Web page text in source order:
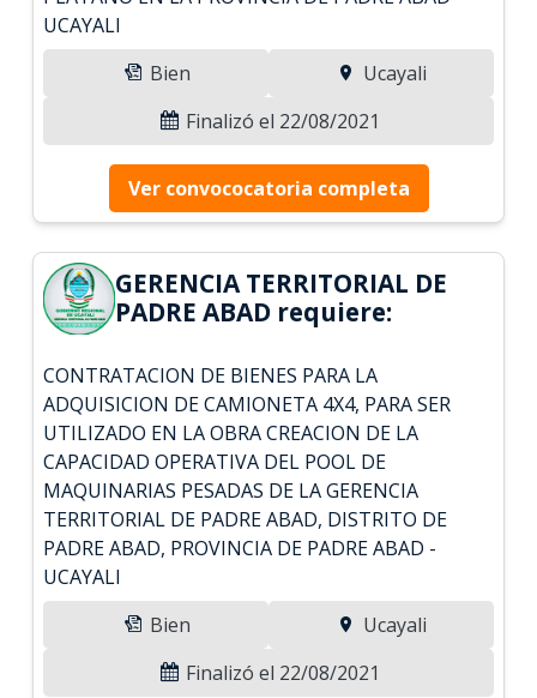
UCAYALI
Bien
Ucayali
Finalizó el 22/08/2021
Ver convococatoria completa
GERENCIA TERRITORIAL DE
PADRE ABAD requiere:
CONTRATACION DE BIENES PARA LA
ADQUISICION DE CAMIONETA 4X4, PARA SER
UTILIZADO EN LA OBRA CREACION DE LA
CAPACIDAD OPERATIVA DEL POOL DE
MAQUINARIAS PESADAS DE LA GERENCIA
TERRITORIAL DE PADRE ABAD, DISTRITO DE
PADRE ABAD, PROVINCIA DE PADRE ABAD -
UCAYALI
Bien
Ucayali
Finalizó el 22/08/2021